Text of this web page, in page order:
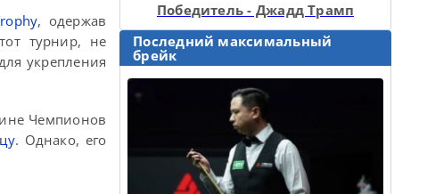
, одержав
турнир, не
укрепления
Чемпионов
. Однако, его
Победитель - Джадд Трамп
Последний максимальный
брейк